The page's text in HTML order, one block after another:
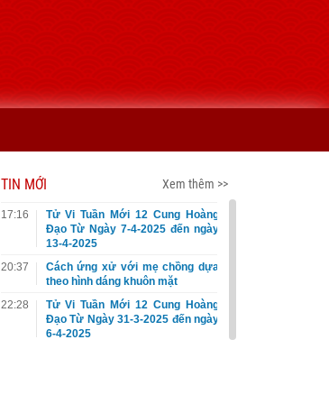
TIN MỚI Xem thêm >>
17:16
Tử Vi Tuần Mới 12 Cung Hoàng
Đạo Từ Ngày 7-4-2025 đến ngày
13-4-2025
20:37
Cách ứng xử với mẹ chồng dựa
theo hình dáng khuôn mặt
22:28
Tử Vi Tuần Mới 12 Cung Hoàng
Đạo Từ Ngày 31-3-2025 đến ngày
6-4-2025